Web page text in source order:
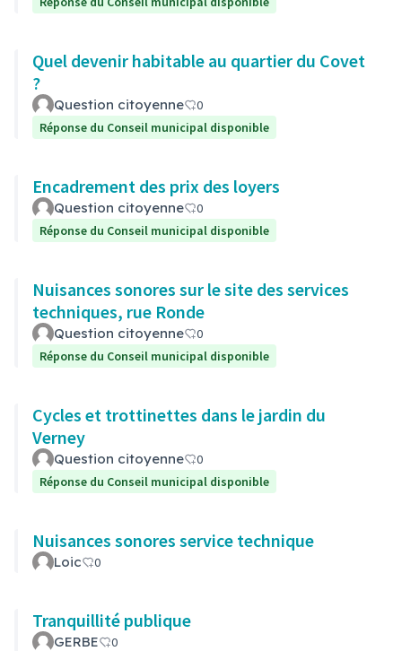
Quel devenir habitable au quartier du Covet
?
Question citoyenne
0
Réponse du Conseil municipal disponible
Encadrement des prix des loyers
Question citoyenne
0
Réponse du Conseil municipal disponible
Nuisances sonores sur le site des services
techniques, rue Ronde
Question citoyenne
0
Réponse du Conseil municipal disponible
Cycles et trottinettes dans le jardin du
Verney
Question citoyenne
0
Réponse du Conseil municipal disponible
Nuisances sonores service technique
Loic 0
Tranquillité publique
GERBE 0